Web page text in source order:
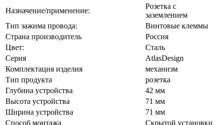
Назначение/применение:
Розетка с
заземлением
Тип зажима провода:
Винтовые клеммы
Страна производитель
Россия
Цвет:
Сталь
Серия
AtlasDesign
Комплектация изделия
механизм
Тип продукта
розетка
Глубина устройства
42 мм
Высота устройства
71 мм
Ширина устройства
71 мм
Способ монтажа
Скрытой установки